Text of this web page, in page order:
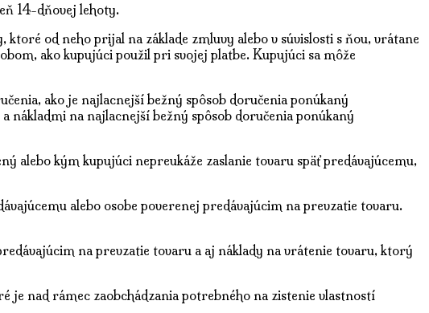
14-dňovej lehoty.
od neho prijal na základe zmluvy alebo v súvislosti s ňou, vrátane
ako kupujúci použil pri svojej platbe. Kupujúci sa môže
ako je najlacnejší bežný spôsob doručenia ponúkaný
na najlacnejší bežný spôsob doručenia ponúkaný
kým kupujúci nepreukáže zaslanie tovaru späť predávajúcemu,
alebo osobe poverenej predávajúcim na prevzatie tovaru.
na prevzatie tovaru a aj náklady na vrátenie tovaru, ktorý
je nad rámec zaobchádzania potrebného na zistenie vlastností